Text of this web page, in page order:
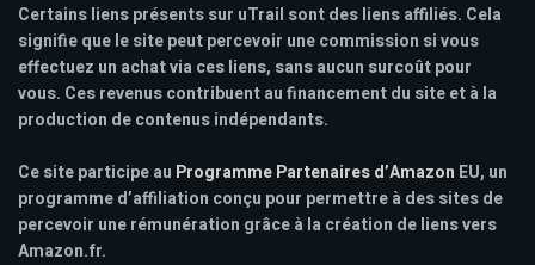
Certains liens présents sur uTrail sont des liens affiliés. Cela
signifie que le site peut percevoir une commission si vous
effectuez un achat via ces liens, sans aucun surcoût pour
vous. Ces revenus contribuent au financement du site et à la
production de contenus indépendants.
Ce site participe au Programme Partenaires d’Amazon EU, un
programme d’affiliation conçu pour permettre à des sites de
percevoir une rémunération grâce à la création de liens vers
Amazon.fr.